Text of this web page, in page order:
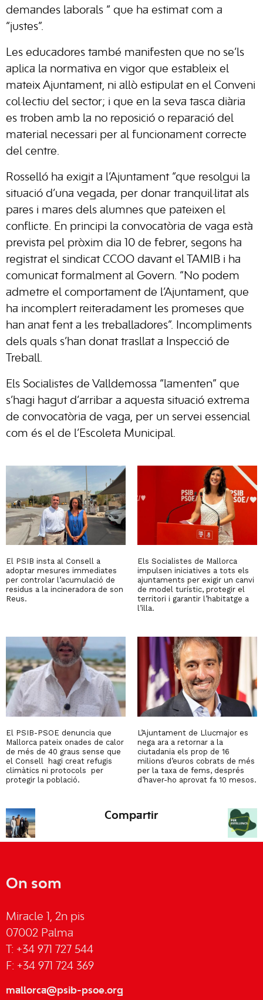
demandes laborals “ que ha estimat com a
“justes”.
Les educadores també manifesten que no se’ls
aplica la normativa en vigor que estableix el
mateix Ajuntament, ni allò estipulat en el Conveni
col·lectiu del sector; i que en la seva tasca diària
es troben amb la no reposició o reparació del
material necessari per al funcionament correcte
del centre.
Rosselló ha exigit a l’Ajuntament “que resolgui la
situació d’una vegada, per donar tranquil·litat als
pares i mares dels alumnes que pateixen el
conflicte. En principi la convocatòria de vaga està
prevista pel pròxim dia 10 de febrer, segons ha
registrat el sindicat CCOO davant el TAMIB i ha
comunicat formalment al Govern. “No podem
admetre el comportament de l’Ajuntament, que
ha incomplert reiteradament les promeses que
han anat fent a les treballadores”. Incompliments
dels quals s’han donat trasllat a Inspecció de
Treball.
Els Socialistes de Valldemossa “lamenten” que
s’hagi hagut d’arribar a aquesta situació extrema
de convocatòria de vaga, per un servei essencial
com és el de l’Escoleta Municipal.
El PSIB insta al Consell a
adoptar mesures immediates
per controlar l’acumulació de
residus a la incineradora de son
Reus.
Els Socialistes de Mallorca
impulsen iniciatives a tots els
ajuntaments per exigir un canvi
de model turístic, protegir el
territori i garantir l’habitatge a
l’illa.
El PSIB-PSOE denuncia que
Mallorca pateix onades de calor
de més de 40 graus sense que
el Consell hagi creat refugis
climàtics ni protocols per
protegir la població.
L’Ajuntament de Llucmajor es
nega ara a retornar a la
ciutadania els prop de 16
milions d’euros cobrats de més
per la taxa de fems, després
d’haver-ho aprovat fa 10 mesos.
Compartir
On som
Miracle 1, 2n pis
07002 Palma
T: +34 971 727 544
F: +34 971 724 369
mallorca@psib-psoe.org